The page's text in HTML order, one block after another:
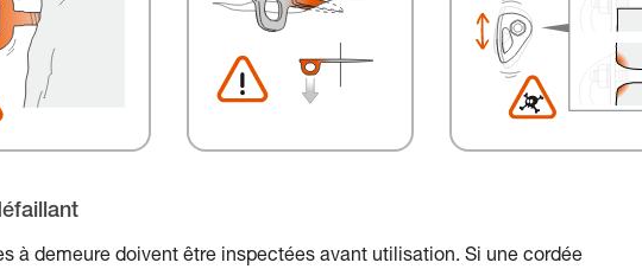
à demeure doivent être inspectées avant utilisation. Si une cordée